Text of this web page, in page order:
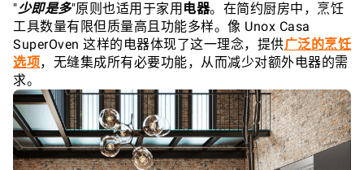
"少即是多"原则也适用于家用 电器。在简约厨房中，烹饪
工具数量有限但质量高且功能多样。像 Unox Casa
SuperOven 这样的电器体现了这一理念，提供广泛的烹饪
选项，无缝集成所有必要功能，从而减少对额外电器的需
求。